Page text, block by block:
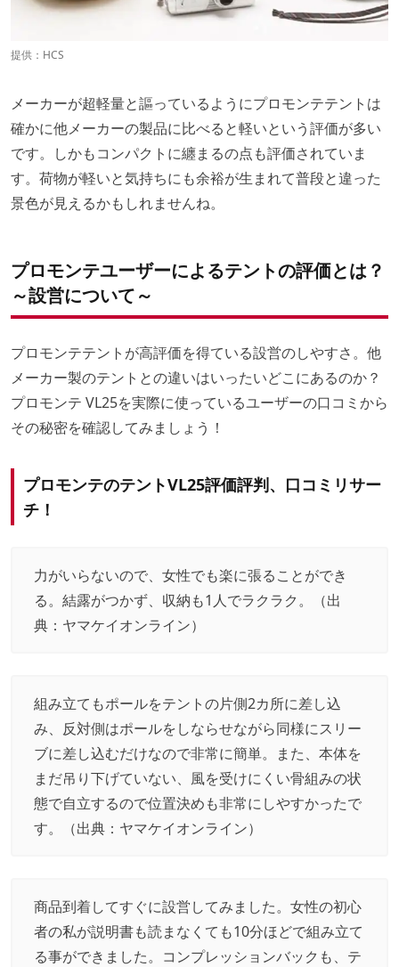
提供： HCS
メーカーが超軽量と謳っているようにプロモンテテントは
確かに他メーカーの製品に比べると軽いという評価が多い
です。しかもコンパクトに纏まるの点も評価されていま
す。荷物が軽いと気持ちにも余裕が生まれて普段と違った
景色が見えるかもしれませんね。
プロモンテユーザーによるテントの評価とは？
～設営について～
プロモンテテントが高評価を得ている設営のしやすさ。他
メーカー製のテントとの違いはいったいどこにあるのか？
プロモンテ VL25を実際に使っているユーザーの口コミから
その秘密を確認してみましょう！
プロモンテのテントVL25評価評判、口コミリサー
チ！
力がいらないので、女性でも楽に張ることができ
る。結露がつかず、収納も1人でラクラク。（出
典： ヤマケイオンライン）
組み立てもポールをテントの片側2カ所に差し込
み、反対側はポールをしならせながら同様にスリー
ブに差し込むだけなので非常に簡単。また、本体を
まだ吊り下げていない、風を受けにくい骨組みの状
態で自立するので位置決めも非常にしやすかったで
す。（出典： ヤマケイオンライン）
商品到着してすぐに設営してみました。女性の初心
者の私が説明書も読まなくても10分ほどで組み立て
る事ができました。コンプレッションバックも、テ